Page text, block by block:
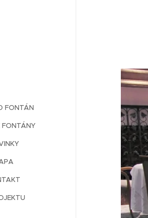
FONTÁN
FONTÁNY